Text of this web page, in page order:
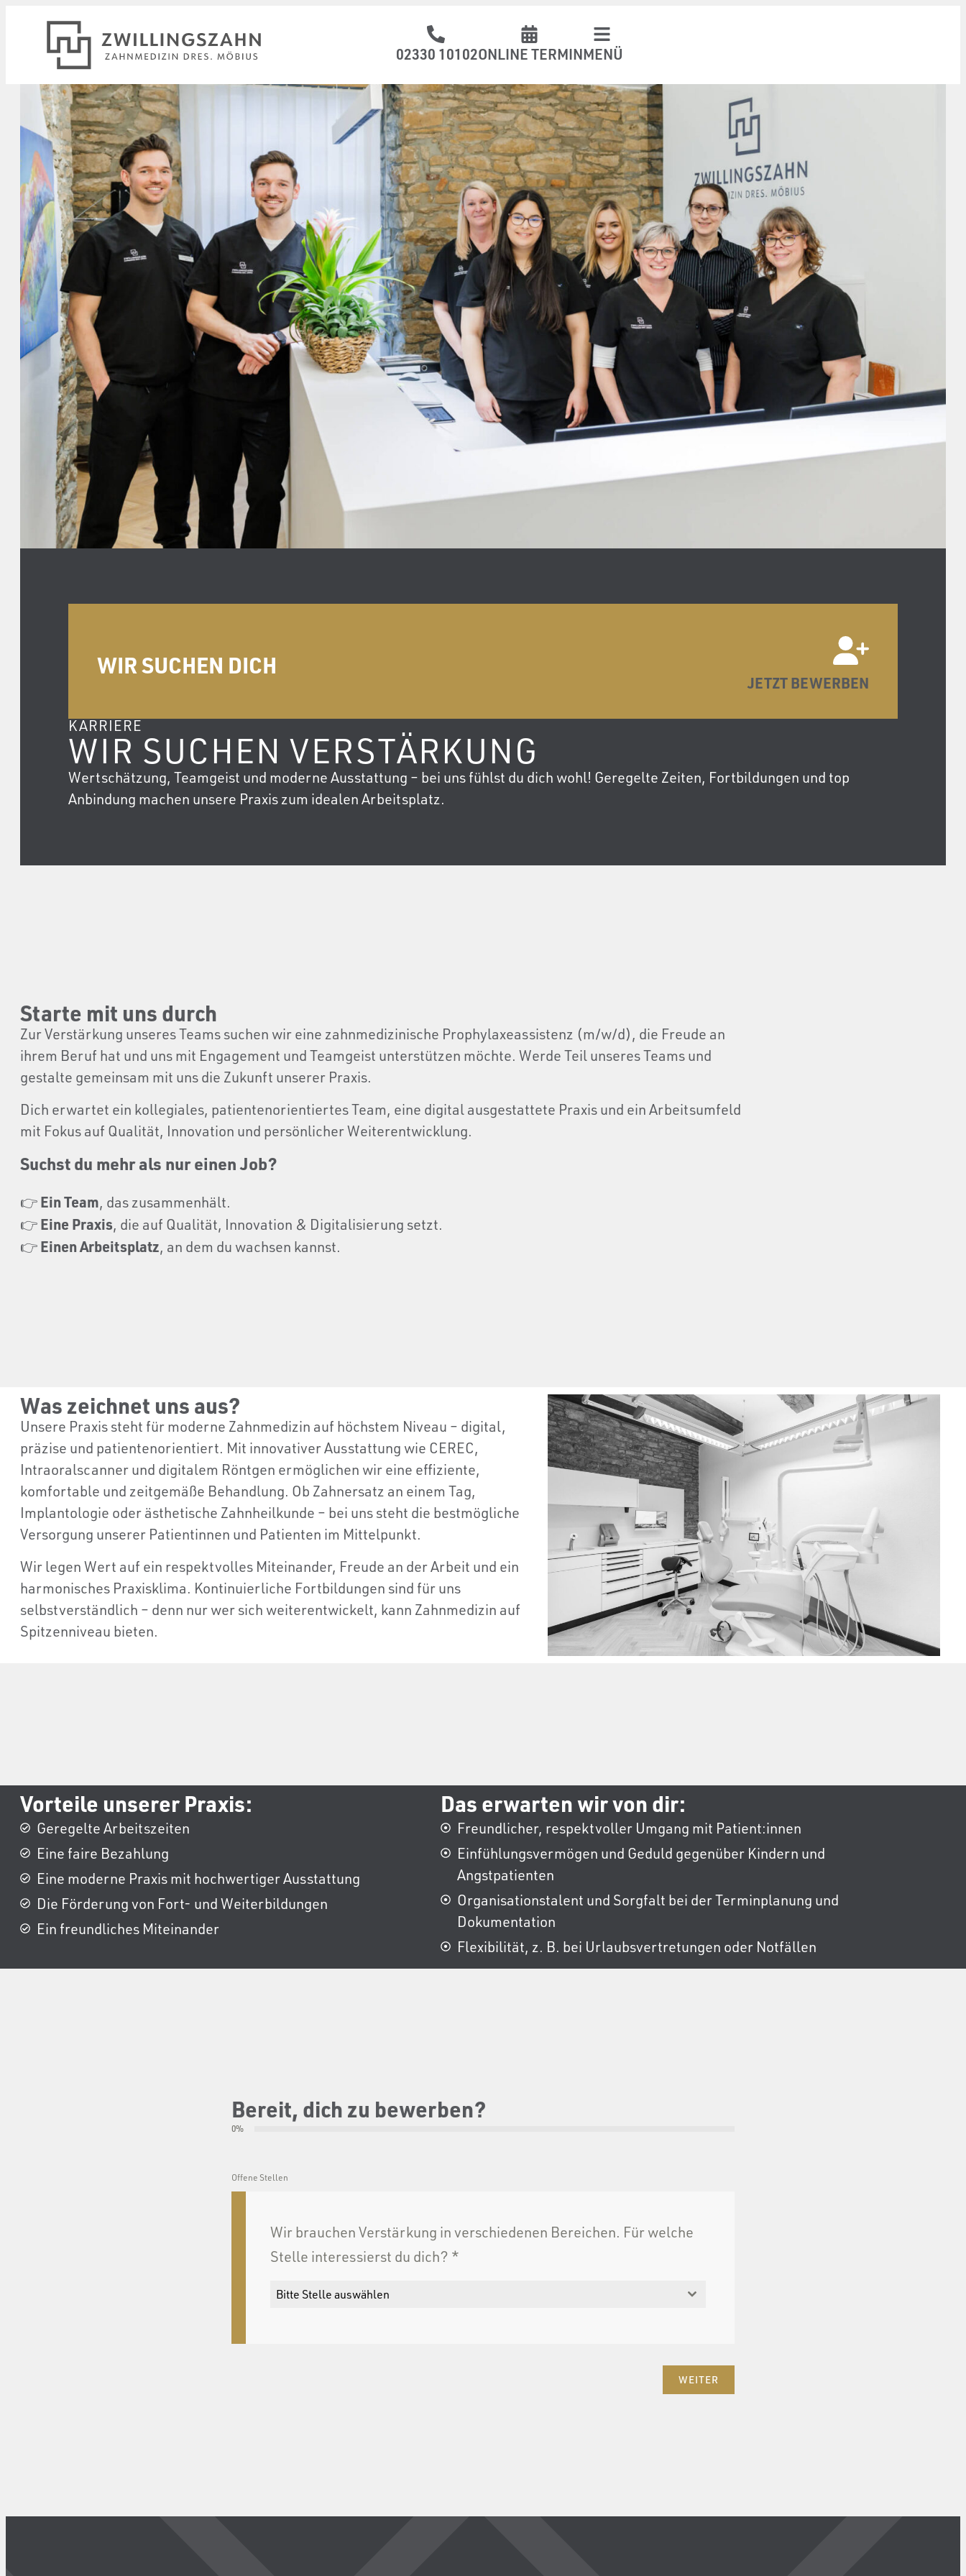
02330 10102ONLINE TERMINMENÜ
WIR SUCHEN DICH
JETZT BEWERBEN
KARRIERE
WIR SUCHEN VERSTÄRKUNG
Wertschätzung, Teamgeist und moderne Ausstattung – bei uns fühlst du dich wohl! Geregelte Zeiten, Fortbildungen und top
Anbindung machen unsere Praxis zum idealen Arbeitsplatz.
Starte mit uns durch
Zur Verstärkung unseres Teams suchen wir eine zahnmedizinische Prophylaxeassistenz (m/w/d), die Freude an
ihrem Beruf hat und uns mit Engagement und Teamgeist unterstützen möchte. Werde Teil unseres Teams und
gestalte gemeinsam mit uns die Zukunft unserer Praxis.
Dich erwartet ein kollegiales, patientenorientiertes Team, eine digital ausgestattete Praxis und ein Arbeitsumfeld
mit Fokus auf Qualität, Innovation und persönlicher Weiterentwicklung.
Suchst du mehr als nur einen Job?
👉 EinTeam, das zusammenhält.
👉 Eine Praxis, die auf Qualität, Innovation & Digitalisierung setzt.
👉 Einen Arbeitsplatz, an dem du wachsen kannst.
Was zeichnet uns aus?​
Unsere Praxis steht für moderne Zahnmedizin auf höchstem Niveau – digital,
präzise und patientenorientiert. Mit innovativer Ausstattung wie CEREC,
Intraoralscanner und digitalem Röntgen ermöglichen wir eine effiziente,
komfortable und zeitgemäße Behandlung. Ob Zahnersatz an einem Tag,
Implantologie oder ästhetische Zahnheilkunde – bei uns steht die bestmögliche
Versorgung unserer Patientinnen und Patienten im Mittelpunkt.
Wir legen Wert auf ein respektvolles Miteinander, Freude an der Arbeit und ein
harmonisches Praxisklima. Kontinuierliche Fortbildungen sind für uns
selbstverständlich – denn nur wer sich weiterentwickelt, kann Zahnmedizin auf
Spitzenniveau bieten.
Vorteile unserer Praxis:
Geregelte Arbeitszeiten
Eine faire Bezahlung
Eine moderne Praxis mit hochwertiger Ausstattung
Die Förderung von Fort- und Weiterbildungen
Ein freundliches Miteinander
Das erwarten wir von dir:
Freundlicher, respektvoller Umgang mit Patient:innen
Einfühlungsvermögen und Geduld gegenüber Kindern und
Angstpatienten
Organisationstalent und Sorgfalt bei der Terminplanung und
Dokumentation
Flexibilität, z. B. bei Urlaubsvertretungen oder Notfällen
Bereit, dich zu bewerben?
0%
Offene Stellen
Wir brauchen Verstärkung in verschiedenen Bereichen. Für welche
Stelle interessierst du dich? *
Bitte Stelle auswählen
WEITER